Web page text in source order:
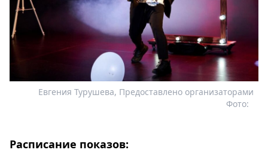
Евгения Турушева, Предоставлено организаторами
Фото:
Расписание показов: